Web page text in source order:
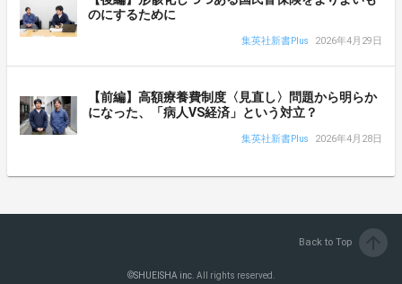
のにするために
集英社新書Plus 2026年4月29日
【前編】高額療養費制度〈見直し〉問題から明らか
になった、「病人VS経済」という対立？
集英社新書Plus 2026年4月28日
Back to Top
©SHUEISHA inc. All rights reserved.